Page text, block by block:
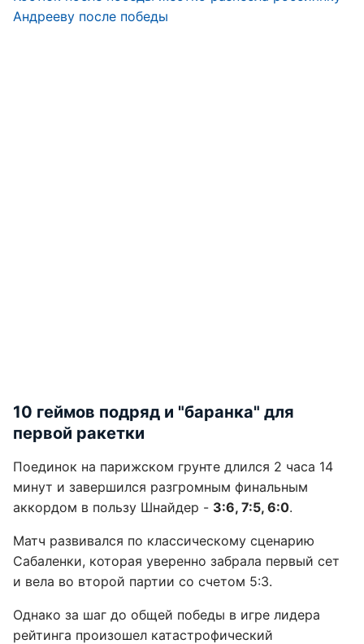
Андрееву после победы
10 геймов подряд и "баранка" для
первой ракетки
Поединок на парижском грунте длился 2 часа 14
минут и завершился разгромным финальным
аккордом в пользу Шнайдер - 3:6, 7:5, 6:0.
Матч развивался по классическому сценарию
Сабаленки, которая уверенно забрала первый сет
и вела во второй партии со счетом 5:3.
Однако за шаг до общей победы в игре лидера
рейтинга произошел катастрофический